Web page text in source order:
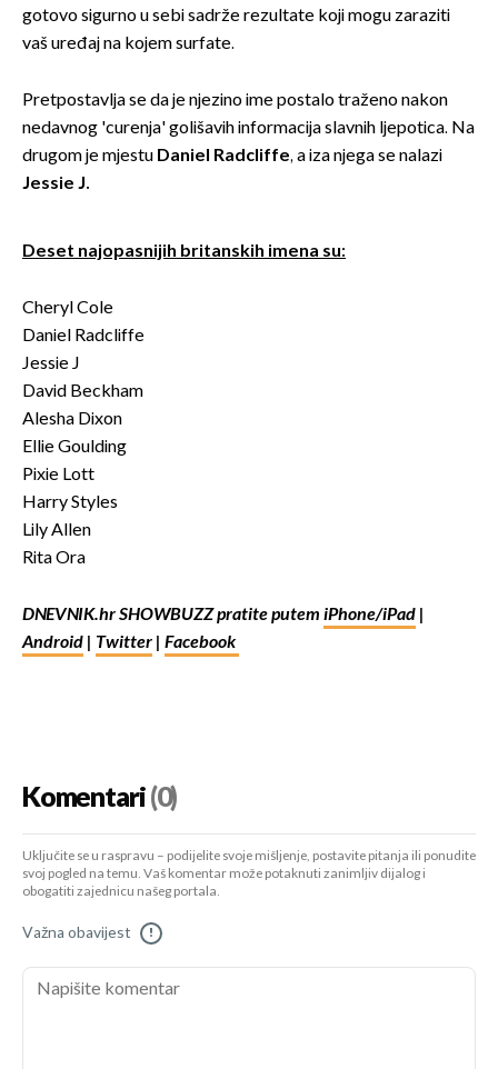
gotovo sigurno u sebi sadrže rezultate koji mogu zaraziti
vaš uređaj na kojem surfate.
Pretpostavlja se da je njezino ime postalo traženo nakon
nedavnog 'curenja' golišavih informacija slavnih ljepotica. Na
drugom je mjestu Daniel Radcliffe, a iza njega se nalazi
Jessie J.
Deset najopasnijih britanskih imena su:
Cheryl Cole
Daniel Radcliffe
Jessie J
David Beckham
Alesha Dixon
Ellie Goulding
Pixie Lott
Harry Styles
Lily Allen
Rita Ora
DNEVNIK.hr SHOWBUZZ pratite putem iPhone/iPad |
Android | Twitter | Facebook
Komentari(0)
Uključite se u raspravu – podijelite svoje mišljenje, postavite pitanja ili ponudite
svoj pogled na temu. Vaš komentar može potaknuti zanimljiv dijalog i
obogatiti zajednicu našeg portala.
Važna obavijest !